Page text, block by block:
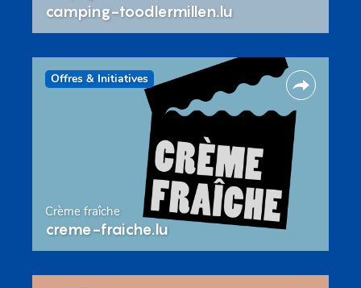
camping-toodlermillen.lu
Offres & Initiatives
Crème fraîche
creme-fraiche.lu